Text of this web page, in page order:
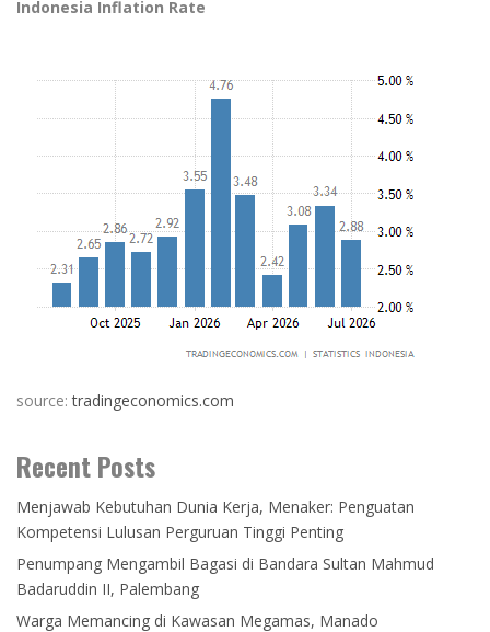
Indonesia Inflation Rate
source:tradingeconomics.com
Recent Posts
Menjawab Kebutuhan Dunia Kerja, Menaker: Penguatan
Kompetensi Lulusan Perguruan Tinggi Penting
Penumpang Mengambil Bagasi di Bandara Sultan Mahmud
Badaruddin II, Palembang
Warga Memancing di Kawasan Megamas, Manado